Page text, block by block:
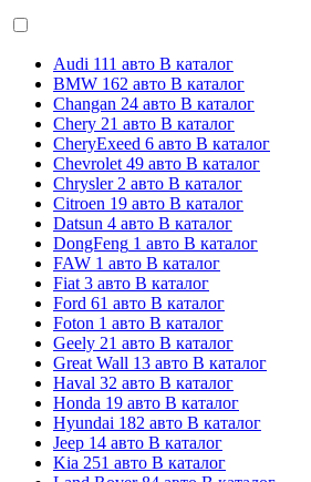
Audi 111 авто В каталог
BMW 162 авто В каталог
Changan 24 авто В каталог
Chery 21 авто В каталог
CheryExeed 6 авто В каталог
Chevrolet 49 авто В каталог
Chrysler 2 авто В каталог
Citroen 19 авто В каталог
Datsun 4 авто В каталог
DongFeng 1 авто В каталог
FAW 1 авто В каталог
Fiat 3 авто В каталог
Ford 61 авто В каталог
Foton 1 авто В каталог
Geely 21 авто В каталог
Great Wall 13 авто В каталог
Haval 32 авто В каталог
Honda 19 авто В каталог
Hyundai 182 авто В каталог
Jeep 14 авто В каталог
Kia 251 авто В каталог